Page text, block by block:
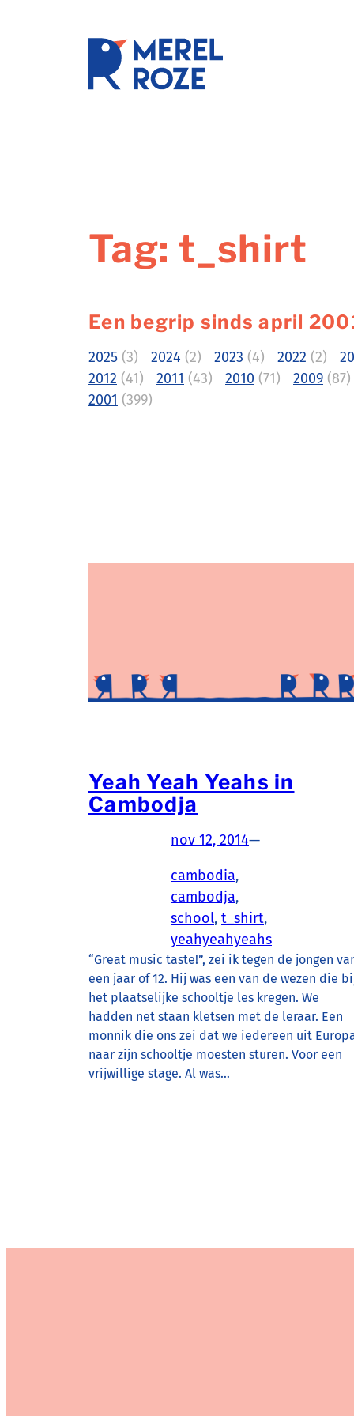
Tag: t_shirt
Een begrip sinds april
2025 (3) 2024 (2) 2023 (4) 2022 (2)
2012 (41) 2011 (43) 2010 (71) 2009 (87)
2001 (399)
Yeah Yeah Yeahs in
Cambodja
nov 12, 2014—
cambodia
cambodja
school, t_shirt
yeahyeahyeahs
“Great music taste!”, zei ik tegen de jongen
een jaar of 12. Hij was een van de wezen die
het plaatselijke schooltje les kregen. We
hadden net staan kletsen met de leraar. Een
monnik die ons zei dat we iedereen uit
naar zijn schooltje moesten sturen. Voor een
vrijwillige stage. Al was…